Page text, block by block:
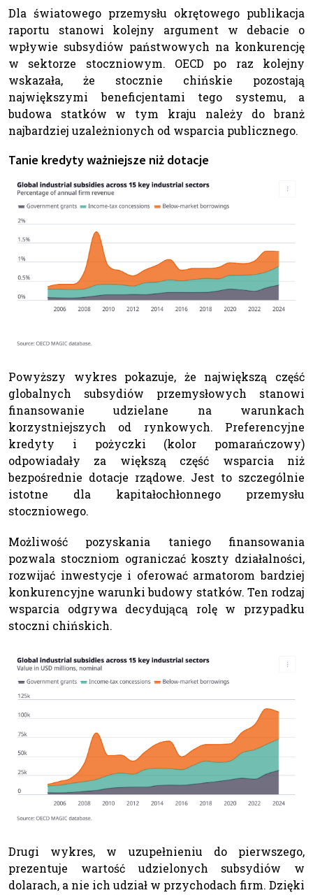
Dla światowego przemysłu okrętowego publikacja
raportu stanowi kolejny argument w debacie o
wpływie subsydiów państwowych na konkurencję
w sektorze stoczniowym. OECD po raz kolejny
wskazała, że stocznie chińskie pozostają
największymi beneficjentami tego systemu, a
budowa statków w tym kraju należy do branż
najbardziej uzależnionych od wsparcia publicznego.
Tanie kredyty ważniejsze niż dotacje
Powyższy wykres pokazuje, że największą część
globalnych subsydiów przemysłowych stanowi
finansowanie udzielane na warunkach
korzystniejszych od rynkowych. Preferencyjne
kredyty i pożyczki (kolor pomarańczowy)
odpowiadały za większą część wsparcia niż
bezpośrednie dotacje rządowe. Jest to szczególnie
istotne dla kapitałochłonnego przemysłu
stoczniowego.
Możliwość pozyskania taniego finansowania
pozwala stoczniom ograniczać koszty działalności,
rozwijać inwestycje i oferować armatorom bardziej
konkurencyjne warunki budowy statków. Ten rodzaj
wsparcia odgrywa decydującą rolę w przypadku
stoczni chińskich.
Drugi wykres, w uzupełnieniu do pierwszego,
prezentuje wartość udzielonych subsydiów w
dolarach, a nie ich udział w przychodach firm. Dzięki